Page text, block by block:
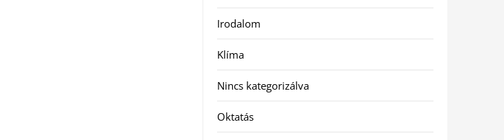
Irodalom
Klíma
Nincs kategorizálva
Oktatás